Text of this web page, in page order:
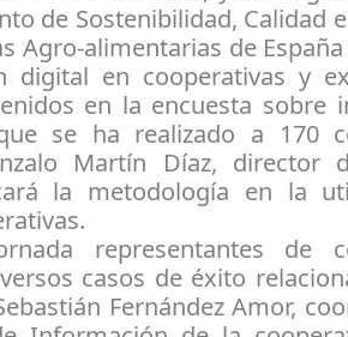
de Sostenibilidad, Calidad
Agro-alimentarias de
digital en cooperativas y
en la encuesta sobre
se ha realizado a 170
Martín Díaz, director
la metodología en la
representantes de
casos de éxito
Fernández Amor,